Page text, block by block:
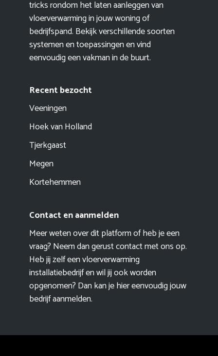
tricks rondom het laten aanleggen van
vloerverwarming in jouw woning of
bedrijfspand. Bekijk verschillende soorten
systemen en toepassingen en vind
eenvoudig een vakman in de buurt.
Recent bezocht
Veeningen
Hoek van Holland
Tjerkgaast
Megen
Kortehemmen
Contact en aanmelden
Meer weten over dit platform of heb je een
vraag? Neem dan gerust contact met ons op.
Heb jij zelf een vloerverwarming
installatiebedrijf en wil jij ook worden
opgenomen? Dan kan je hier eenvoudigjouw
bedrijf aanmelden.